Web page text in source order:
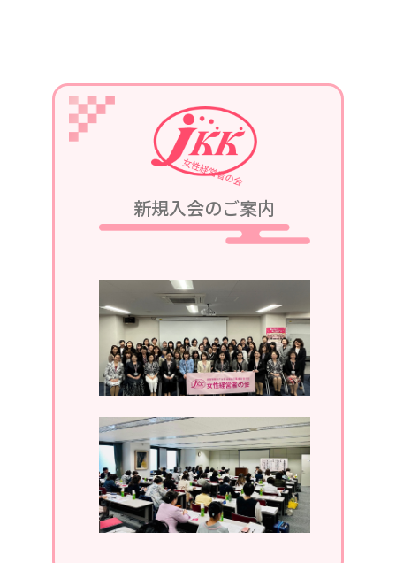
2024年1月22日
第3回定例会議in長崎を、開催。
青年部の協力を得て、勉強会を行いま
令和5年9月25日、令和5・6年度第2回
定例会議in軽井沢が、グランドエクシ
2023/07/05
令和5年7月13日、第1回定例会議in湯
河原が、湯河原温泉ホテルあかねにて
開催されます。
2023/04/05
2023年4月19日、通常総会開催。
2022/11/30
2022年11月。ホームページがリニュ
新規入会のご案内